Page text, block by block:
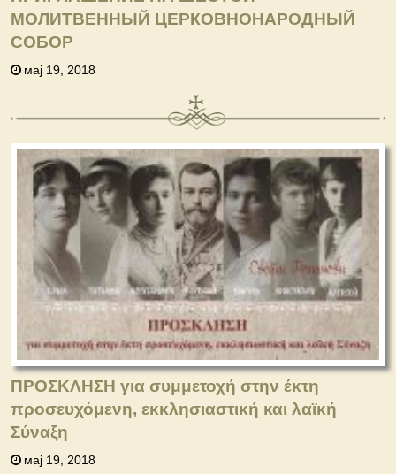
МОЛИТВЕННЫЙ ЦЕРКОВНОНАРОДНЫЙ
СОБОР
мај 19, 2018
ΠΡΟΣΚΛΗΣΗ για συμμετοχή στην έκτη
προσευχόμενη, εκκλησιαστική και λαϊκή
Σύναξη
мај 19, 2018